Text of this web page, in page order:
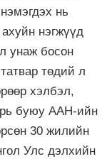
нь
нэгжүүд
унаж босон
төдий л
хэлбэл,
буюу ААН-ийн
30 жилийн
Улс дэлхийн